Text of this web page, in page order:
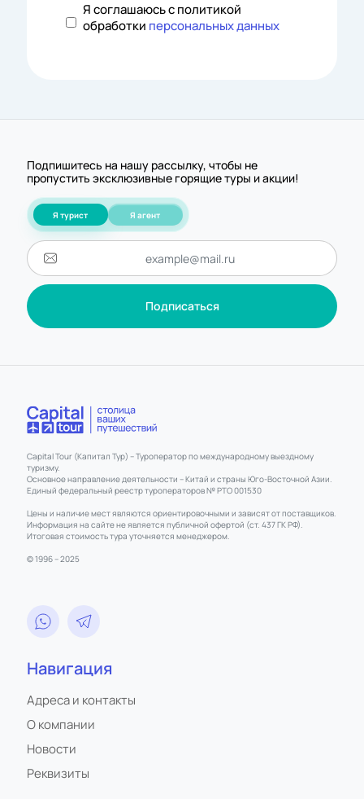
Я соглашаюсь с политикой
обработки персональных данных
Подпишитесь на нашу рассылку, чтобы не
пропустить эксклюзивные горящие туры и акции!
Я турист Я агент
Подписаться
Capital Tour (Капитал Тур) – Туроператор по международному выездному
туризму.
Основное направление деятельности – Китай и страны Юго-Восточной Азии.
Единый федеральный реестр туроператоров № РТО 001530
Цены и наличие мест являются ориентировочными и зависят от поставщиков.
Информация на сайте не является публичной офертой (ст. 437 ГК РФ).
Итоговая стоимость тура уточняется менеджером.
© 1996 – 2025
Навигация
Адреса и контакты
О компании
Новости
Реквизиты